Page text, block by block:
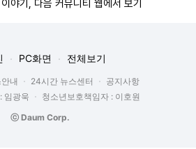
야기, 다음 커뮤니티 웹에서 보기
PC화면 전체보기
내 24시간 뉴스센터
공지사항
임광욱
청소년보호책임자 : 이호원
ⓒ Daum Corp.